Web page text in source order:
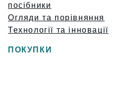
посібники
Огляди та порівняння
Технології та інновації
ПОКУПКИ